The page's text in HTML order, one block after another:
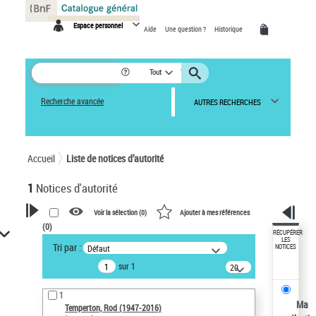
Espace personnel Aide Une question ? Historique
Tout
Recherche avancée AUTRES RECHERCHES
Accueil Liste de notices d’autorité
1 Notices d'autorité
VOTRE RECHERCHE
Recherche avancée dans les
notices d’autorité
Œuvres liées à l'auteur :
Temperton, Rod (1947-2016)
Voir la sélection (0) Ajouter à mes références
(0)
Tri par : Défaut
sur 1
20
résultats/page
1
Temperton, Rod (1947-2016)
RÉCUPÉRER
LES
NOTICES
Ma
Panneau de gestion des cookies